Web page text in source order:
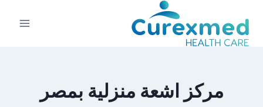
المحتوى
مركز اشعة منزلية بمصر